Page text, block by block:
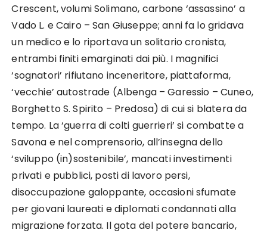
Crescent, volumi Solimano, carbone ‘assassino’ a
Vado L. e Cairo – San Giuseppe; anni fa lo gridava
un medico e lo riportava un solitario cronista,
entrambi finiti emarginati dai più. I magnifici
‘sognatori’ rifiutano inceneritore, piattaforma,
‘vecchie’ autostrade (Albenga – Garessio – Cuneo,
Borghetto S. Spirito – Predosa) di cui si blatera da
tempo. La ‘guerra di colti guerrieri’ si combatte a
Savona e nel comprensorio, all’insegna dello
‘sviluppo (in)sostenibile’, mancati investimenti
privati e pubblici, posti di lavoro persi,
disoccupazione galoppante, occasioni sfumate
per giovani laureati e diplomati condannati alla
migrazione forzata. Il gota del potere bancario,